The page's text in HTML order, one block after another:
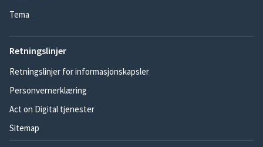
Tema
Retningslinjer
Retningslinjer for informasjonskapsler
Personvernerklæring
Act on Digital tjenester
Sitemap